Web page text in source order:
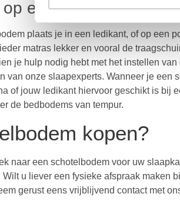
een schotelbodem
plaats je in een ledikant, of op een
matras lekker en vooral de
je hulp nodig hebt met het instellen
van onze slaapexperts. Wanneer je een
of jouw ledikant hiervoor geschikt is bij
de bedbodems van tempur.
kopen?
naar een schotelbodem voor uw
Wilt u liever een fysieke afspraak maken
gerust eens vrijblijvend contact met